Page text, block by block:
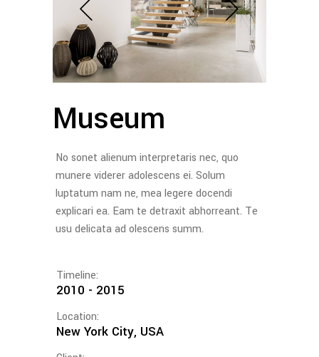
Museum
No sonet alienum interpretaris nec, quo
munere viderer adolescens ei. Solum
luptatum nam ne, mea legere docendi
explicari ea. Eam te detraxit abhorreant. Te
usu delicata ad olescens summ.
Timeline:
2010 - 2015
Location:
New York City, USA